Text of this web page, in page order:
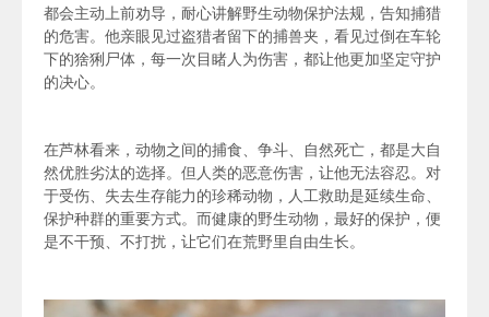
都会主动上前劝导，耐心讲解野生动物保护法规，告知捕猎
的危害。他亲眼见过盗猎者留下的捕兽夹，看见过倒在车轮
下的猞猁 尸体，每一次目睹人为伤害，都让他更加坚定守护
的决心。
在芦林看来，动物之间的捕食、争斗、自然死亡，都是大自
然优胜劣汰的选择。但人类的恶意伤害，让他无法容忍。对
于受伤、失去生存能力的珍稀动物，人工救助是延续生命、
保护种群的重要方式。而健康的野生动物，最好的保护，便
是不干预、不打扰，让它们在荒野里自由生长。